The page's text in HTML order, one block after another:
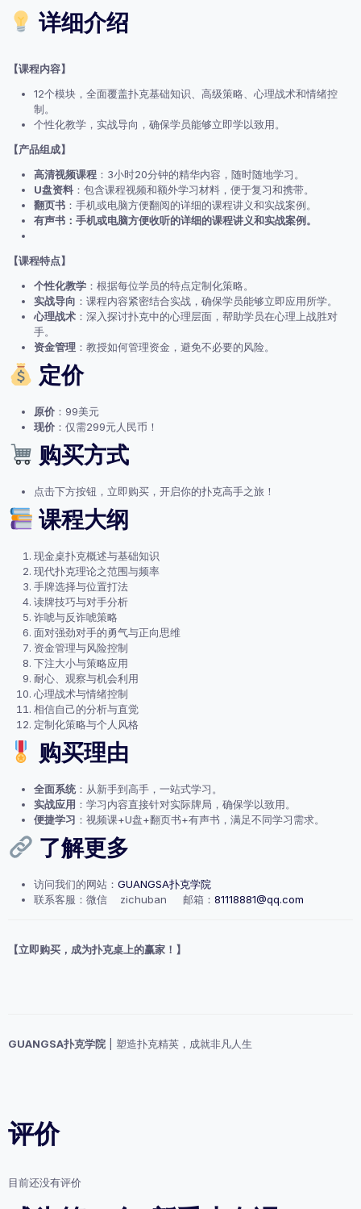
详细介绍
【课程内容】
12个模块，全面覆盖扑克基础知识、高级策略、心理战术和情绪控
制。
个性化教学，实战导向，确保学员能够立即学以致用。
【产品组成】
高清视频课程 ：3小时20分钟的精华内容，随时随地学习。
U盘资料 ：包含课程视频和额外学习材料，便于复习和携带。
翻页书 ：手机或电脑方便翻阅的详细的课程讲义和实战案例。
有声书：手机或电脑方便收听的详细的课程讲义和实战案例。
【课程特点】
个性化教学 ：根据每位学员的特点定制化策略。
实战导向 ：课程内容紧密结合实战，确保学员能够立即应用所学。
心理战术 ：深入探讨扑克中的心理层面，帮助学员在心理上战胜对
手。
资金管理 ：教授如何管理资金，避免不必要的风险。
定价
原价 ：99美元
现价 ：仅需299元人民币！
购买方式
点击下方按钮，立即购买，开启你的扑克高手之旅！
课程大纲
现金桌扑克概述与基础知识
现代扑克理论之范围与频率
手牌选择与位置打法
读牌技巧与对手分析
诈唬与反诈唬策略
面对强劲对手的勇气与正向思维
资金管理与风险控制
下注大小与策略应用
耐心、观察与机会利用
心理战术与情绪控制
相信自己的分析与直觉
定制化策略与个人风格
购买理由
全面系统：从新手到高手，一站式学习。
实战应用 ：学习内容直接针对实际牌局，确保学以致用。
便捷学习 ：视频课+U盘+翻页书+有声书，满足不同学习需求。
了解更多
访问我们的网站： GUANGSA扑克学院
联系客服：微信 zichuban 邮箱： 81118881@qq.com
【立即购买，成为扑克桌上的赢家！】
GUANGSA扑克学院 | 塑造扑克精英，成就非凡人生
评价
目前还没有评价